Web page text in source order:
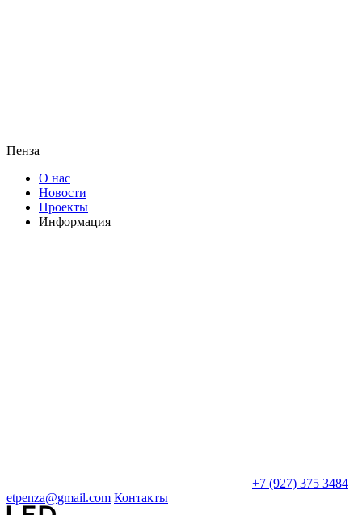
Пенза
О нас
Новости
Проекты
Информация
+7 (927) 375 3484
etpenza@gmail.com Контакты